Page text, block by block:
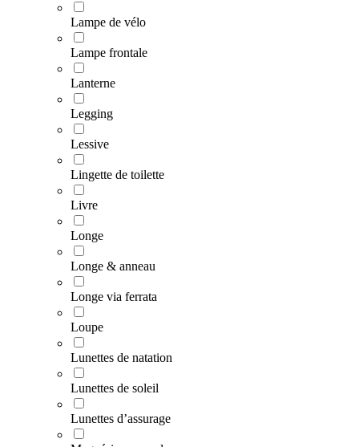
Lampe de vélo
Lampe frontale
Lanterne
Legging
Lessive
Lingette de toilette
Livre
Longe
Longe & anneau
Longe via ferrata
Loupe
Lunettes de natation
Lunettes de soleil
Lunettes d’assurage